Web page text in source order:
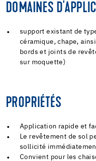
DOMAINES
support existant de
céramique, chape,
bords et joints de
sur moquette)
PROPRIÉTÉS
Application rapide et
Le revêtement de sol
sollicité
Convient pour les